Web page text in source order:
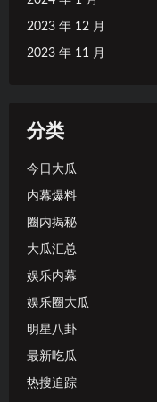
2023 年 12 月
2023 年 11 月
分类
今日大瓜
内幕爆料
圈内揭秘
大瓜汇总
娱乐内幕
娱乐圈大瓜
明星八卦
最新吃瓜
热搜追踪